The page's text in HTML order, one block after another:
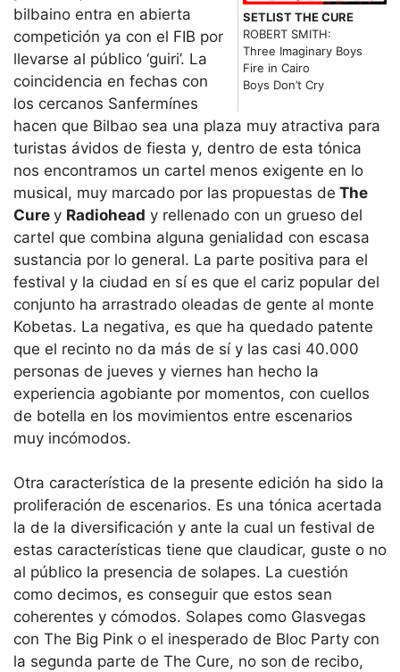
SETLIST THE CURE
ROBERT SMITH:
Three Imaginary Boys
Fire in Cairo
Boys Don’t Cry
bilbaino entra en abierta
competición ya con el FIB por
llevarse al público ‘guiri’. La
coincidencia en fechas con
los cercanos Sanfermínes
hacen que Bilbao sea una plaza muy atractiva para
turistas ávidos de fiesta y, dentro de esta tónica
nos encontramos un cartel menos exigente en lo
musical, muy marcado por las propuestas de The
Cure y Radiohead y rellenado con un grueso del
cartel que combina alguna genialidad con escasa
sustancia por lo general. La parte positiva para el
festival y la ciudad en sí es que el cariz popular del
conjunto ha arrastrado oleadas de gente al monte
Kobetas. La negativa, es que ha quedado patente
que el recinto no da más de sí y las casi 40.000
personas de jueves y viernes han hecho la
experiencia agobiante por momentos, con cuellos
de botella en los movimientos entre escenarios
muy incómodos.
Otra característica de la presente edición ha sido la
proliferación de escenarios. Es una tónica acertada
la de la diversificación y ante la cual un festival de
estas características tiene que claudicar, guste o no
al público la presencia de solapes. La cuestión
como decimos, es conseguir que estos sean
coherentes y cómodos. Solapes como Glasvegas
con The Big Pink o el inesperado de Bloc Party con
la segunda parte de The Cure, no son de recibo,